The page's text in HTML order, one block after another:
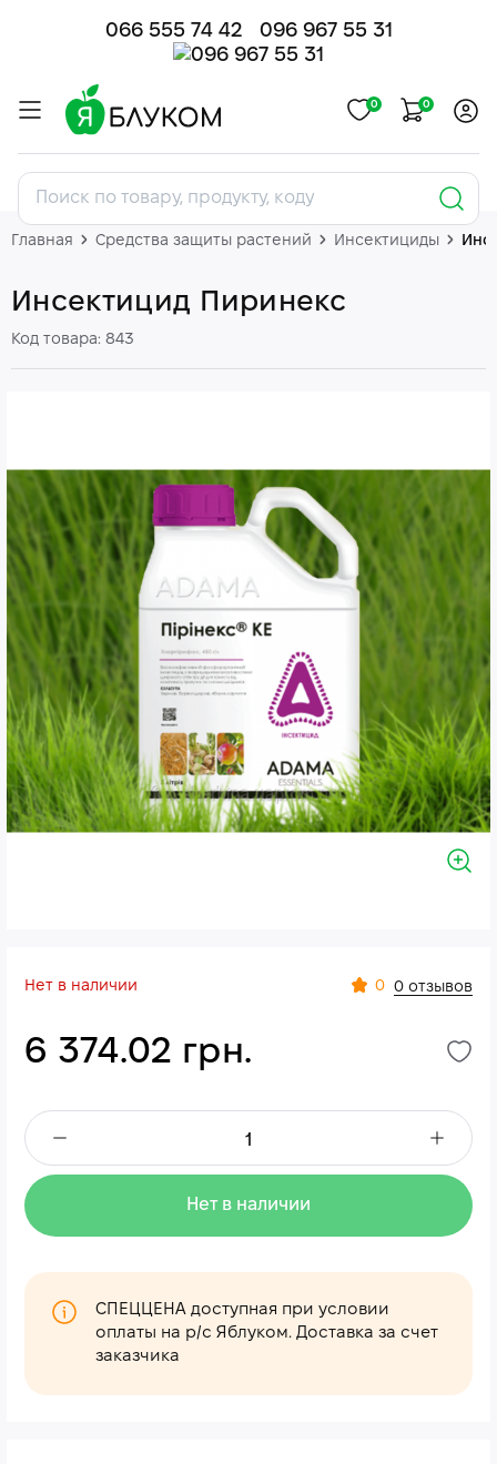
066 555 74 42 096 967 55 31
0 0
Главная Средства защиты растений Инсектициды
Инсектицид Пиринекс
Код товара: 843
Нет в наличии 0 0 отзывов
6 374.02 грн.
Нет в наличии
СПЕЦЦЕНА доступная при условии
оплаты на р/с Яблуком. Доставка за счет
заказчика